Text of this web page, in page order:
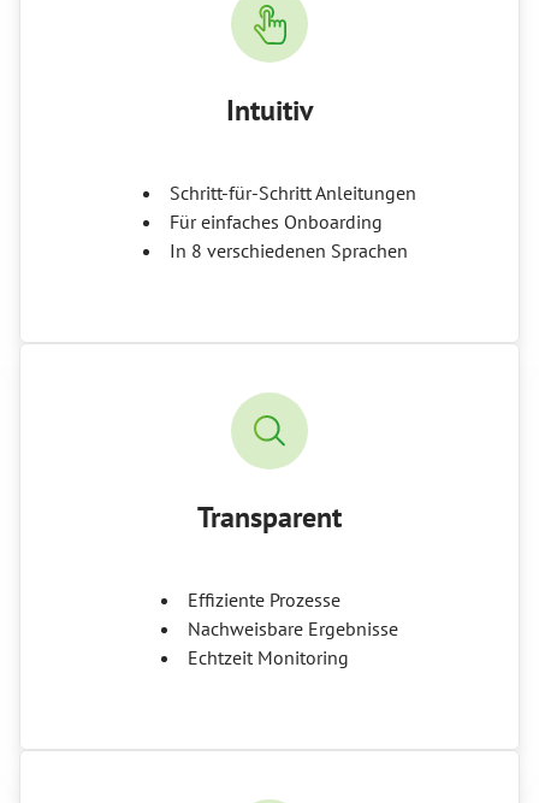
Intuitiv
Schritt-für-Schritt Anleitungen
Für einfaches Onboarding
In 8 verschiedenen Sprachen
Transparent
Effiziente Prozesse
Nachweisbare Ergebnisse
Echtzeit Monitoring